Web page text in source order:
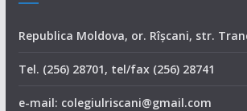
Republica Moldova, or. Rîşcani, str.
Tel. (256) 28701, tel/fax (256) 28741
e-mail: colegiulriscani@gmail.com